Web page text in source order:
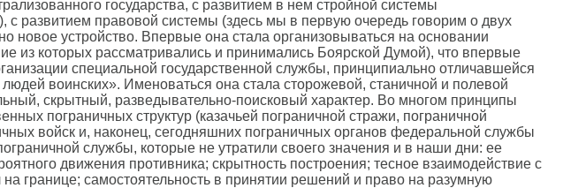
государства, с развитием в нем стройной системы
с развитием правовой системы (здесь мы в первую очередь говорим о двух
новое устройство. Впервые она стала организовываться на основании
из которых рассматривались и принимались Боярской Думой), что впервые
специальной государственной службы, принципиально отличавшейся
воинских». Именоваться она стала сторожевой, станичной и полевой
скрытный, разведывательно-поисковый характер. Во многом принципы
пограничных структур (казачьей пограничной стражи, пограничной
войск и, наконец, сегодняшних пограничных органов федеральной службы
службы, которые не утратили своего значения и в наши дни: ее
движения противника; скрытность построения; тесное взаимодействие с
границе; самостоятельность в принятии решений и право на разумную